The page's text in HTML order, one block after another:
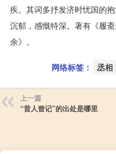
疾。其词多抒发济时忧国的
沉郁，感慨特深。著有《履
余》。
网络标签： 丞相
上一篇
“昔人曾记”的出处是哪里